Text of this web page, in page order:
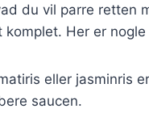
du vil parre retten
komplet. Her er
eller jasminris
saucen.